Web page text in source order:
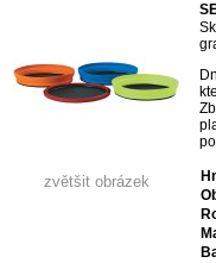
zvětšit obrázek